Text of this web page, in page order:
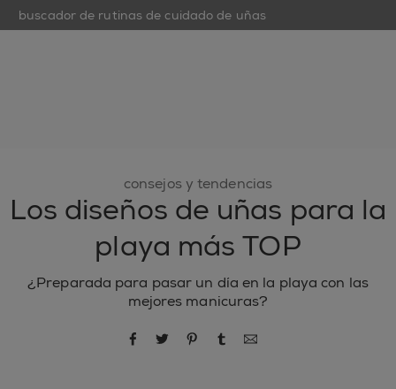
buscador de rutinas de cuidado de uñas
consejos y tendencias
Los diseños de uñas para la
playa más TOP
¿Preparada para pasar un día en la playa con las
mejores manicuras?
compartir por Facebook
compartir por Twitter
compartir por Pinterest
compartir por Tumblr
compartir por